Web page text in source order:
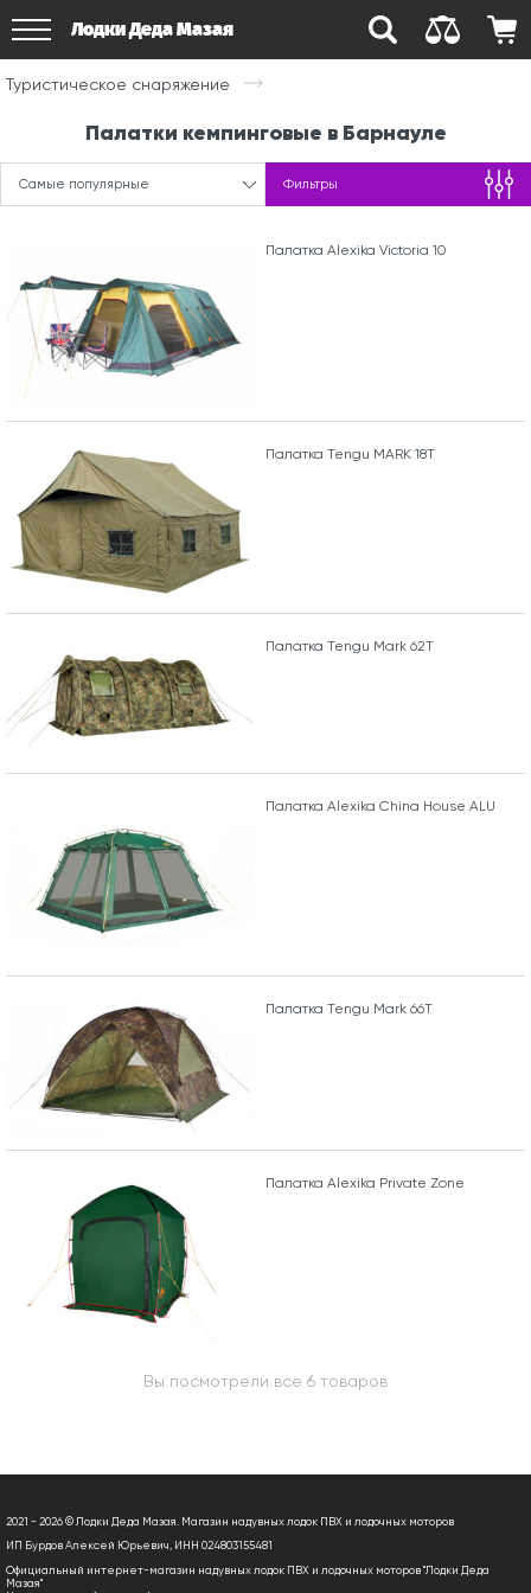
Лодки Деда Мазая
Туристическое снаряжение
Палатки кемпинговые в Барнауле
Самые популярные Фильтры
Палатка Alexika Victoria 10
Палатка Tengu MARK 18T
Палатка Tengu Mark 62T
Палатка Alexika China House ALU
Палатка Tengu Mark 66T
Палатка Alexika Private Zone
Вы посмотрели все 6 товаров
2021 - 2026 © Лодки Деда Мазая. Магазин надувных лодок ПВХ и лодочных моторов
ИП Бурдов Алексей Юрьевич, ИНН 024803155481
Официальный интернет-магазин надувных лодок ПВХ и лодочных моторов "Лодки Деда
Мазая"